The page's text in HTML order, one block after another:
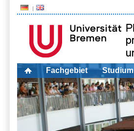
Fachgebiet Studium